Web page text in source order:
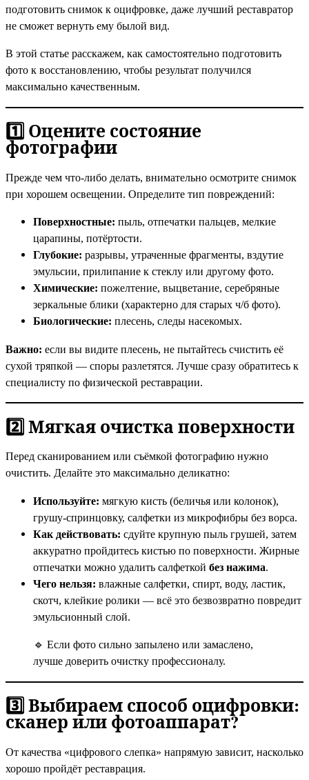
подготовить снимок к оцифровке, даже лучший реставратор
не сможет вернуть ему былой вид.
В этой статье расскажем, как самостоятельно подготовить
фото к восстановлению, чтобы результат получился
максимально качественным.
1️⃣ Оцените состояние
фотографии
Прежде чем что-либо делать, внимательно осмотрите снимок
при хорошем освещении. Определите тип повреждений:
Поверхностные: пыль, отпечатки пальцев, мелкие
царапины, потёртости.
Глубокие: разрывы, утраченные фрагменты, вздутие
эмульсии, прилипание к стеклу или другому фото.
Химические: пожелтение, выцветание, серебряные
зеркальные блики (характерно для старых ч/б фото).
Биологические: плесень, следы насекомых.
Важно: если вы видите плесень, не пытайтесь счистить её
сухой тряпкой — споры разлетятся. Лучше сразу обратитесь к
специалисту по физической реставрации.
2️⃣ Мягкая очистка поверхности
Перед сканированием или съёмкой фотографию нужно
очистить. Делайте это максимально деликатно:
Используйте: мягкую кисть (беличья или колонок),
грушу-спринцовку, салфетки из микрофибры без ворса.
Как действовать: сдуйте крупную пыль грушей, затем
аккуратно пройдитесь кистью по поверхности. Жирные
отпечатки можно удалить салфеткой без нажима.
Чего нельзя: влажные салфетки, спирт, воду, ластик,
скотч, клейкие ролики — всё это безвозвратно повредит
эмульсионный слой.
🔹 Если фото сильно запылено или замаслено,
лучше доверить очистку профессионалу.
3️⃣ Выбираем способ оцифровки:
сканер или фотоаппарат?
От качества «цифрового слепка» напрямую зависит, насколько
хорошо пройдёт реставрация.